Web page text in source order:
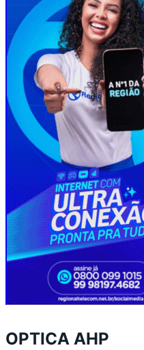
OPTICA AHP